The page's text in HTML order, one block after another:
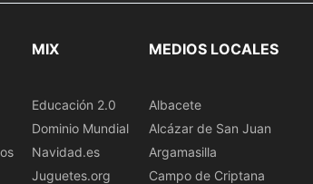
MIX
Educación 2.0
Dominio Mundial
Navidad.es
Juguetes.org
MEDIOS LOCALES
Albacete
Alcázar de San Juan
Argamasilla
Campo de Criptana